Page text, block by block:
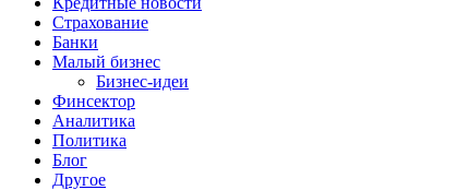
Страхование
Банки
Малый бизнес
Бизнес-идеи
Финсектор
Аналитика
Политика
Блог
Другое